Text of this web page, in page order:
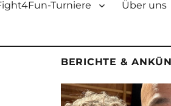
Turniere Über uns
BERICHTE &